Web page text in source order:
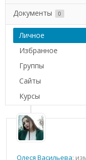
Документы 0
Личное
Избранное
Группы
Сайты
Курсы
Олеся Васильева: